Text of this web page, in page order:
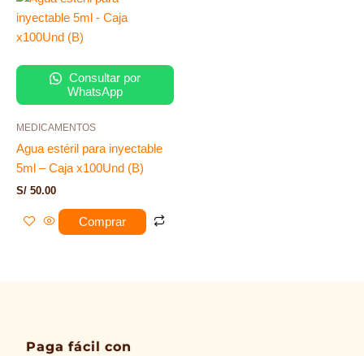
Consultar por
WhatsApp
MEDICAMENTOS
Agua estéril para inyectable
5ml – Caja x100Und (B)
S/ 50.00
Comprar
Paga fácil con